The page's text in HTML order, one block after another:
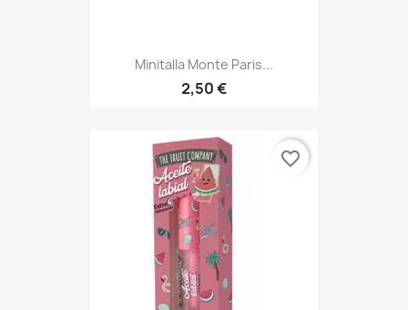
Minitalla Monte Paris...
2,50 €
favorite_border